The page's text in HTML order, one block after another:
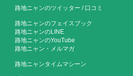
路地ニャンのツイッター / 口コミ
路地ニャンのフェイスブック
路地ニャンのLINE
路地ニャンのYouTube
路地ニャン・メルマガ
路地ニャンタイムマシーン